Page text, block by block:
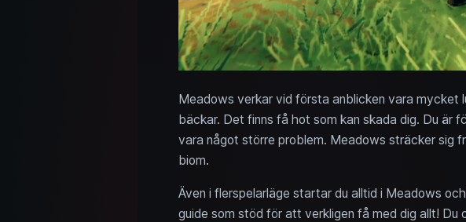
Meadows verkar vid första anblicken vara mycket
bäckar. Det finns få hot som kan skada dig. Du är
vara något större problem. Meadows sträcker sig
biom.
Även i flerspelarläge startar du alltid i Meadows
guide som stöd för att verkligen få med dig allt! Du